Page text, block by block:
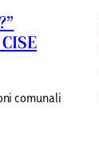
comunali